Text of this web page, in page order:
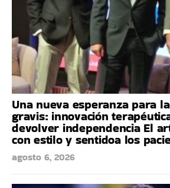
Una nueva esperanza para
gravis: innovación
devolver independencia El
con estilo y sentidoa los
agosto 6, 2026